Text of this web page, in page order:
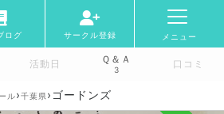
ログ サークル登録 メニュー
活動日 Ｑ＆Ａ
3 口コミ
ル›千葉県› ゴードンズ